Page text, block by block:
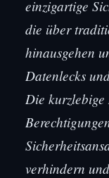
einzigartige
die über
hinausgehen
Datenlecks
Die
verhindern